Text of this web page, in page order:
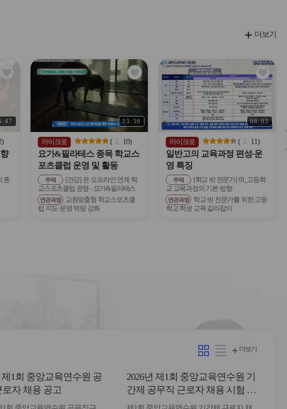
)
흔
심
아
23:36
마이크로 ( 10)
요가&필라테스 종목 학교스
포츠클럽 운영 및 활동
주제
[건강] 온·오프라인 연계 학
교스포츠클럽 운영 - 요가&필라테스
연관과정
교원맞춤형 학교스포츠클
럽 지도·운영 역량 강화
심
아
이
콘
08:03
마이크로 ( 11)
일반고의 교육과정 편성∙운
영 특징
주제
[학교 밖 전문가] 03_고등학
교 교육과정의 기본 방향
연관과정
학교 밖 전문가를 위한 고등
학교 학생 교육 길라잡이
더보기
카
리
형
더보기
제1회 중앙교육연수원 공
로자 채용 공고
2026년 제1회 중앙교육연수원 기
간제 공무직 근로자 채용 시험 최
종합격자 발표 및 등록 안내